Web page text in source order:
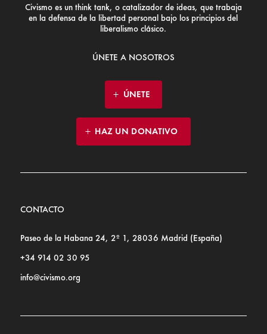
Civismo es un think tank, o catalizador de ideas, que trabaja
en la defensa de la libertad personal bajo los principios del
liberalismo clásico.
ÚNETE A NOSOTROS
ÚNETE
HAZ UN DONATIVO
CONTACTO
Paseo de la Habana 24, 2º 1, 28036 Madrid (España)
+34 914 02 30 95
info@civismo.org